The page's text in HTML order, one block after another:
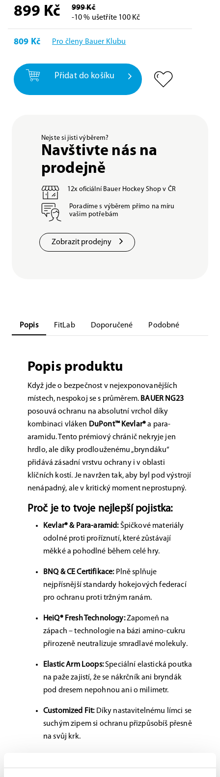
899 Kč
999 Kč
-10 % ušetříte 100 Kč
809 Kč Pro členy Bauer Klubu
Přidat do košíku
Nejste si jisti výběrem?
Navštivte nás na
prodejně
12x oficiální Bauer Hockey Shop v ČR
Poradíme s výběrem přímo na míru
vašim potřebám
Zobrazit prodejny
Popis FitLab Doporučené Podobné
Popis produktu
Když jde o bezpečnost v nejexponovanějších
místech, nespokoj se s průměrem. BAUER NG23
posouvá ochranu na absolutní vrchol díky
kombinaci vláken DuPont™ Kevlar®a para-
aramidu. Tento prémiový chránič nekryje jen
hrdlo, ale díky prodlouženému „bryndáku“
přidává zásadní vrstvu ochrany i v oblasti
klíčních kostí. Je navržen tak, aby byl pod výstrojí
nenápadný, ale v kritický moment neprostupný.
Proč je to tvoje nejlepší pojistka:
Kevlar® & Para-aramid:Špičkové materiály
odolné proti proříznutí, které zůstávají
měkké a pohodlné během celé hry.
BNQ & CE Certifikace:Plně splňuje
nejpřísnější standardy hokejových federací
pro ochranu proti tržným ranám.
HeiQ® Fresh Technology:Zapomeň na
zápach – technologie na bázi amino-cukru
přirozeně neutralizuje smradlavé molekuly.
Elastic Arm Loops:Speciální elastická poutka
na paže zajistí, že se nákrčník ani bryndák
pod dresem nepohnou ani o milimetr.
Customized Fit:Díky nastavitelnému límci se
suchým zipem si ochranu přizpůsobíš přesně
na svůj krk.
cm).